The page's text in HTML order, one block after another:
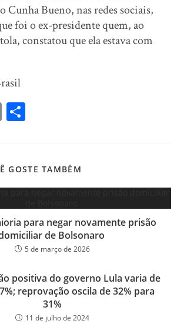
Cunha Bueno, nas redes sociais,
foi o ex-presidente quem, ao
constatou que ela estava com
E
GOSTE TAMBÉM
para negar novamente prisão
de Bolsonaro
5 de março de 2026
positiva do governo Lula varia de
reprovação oscila de 32% para
31%
11 de julho de 2024